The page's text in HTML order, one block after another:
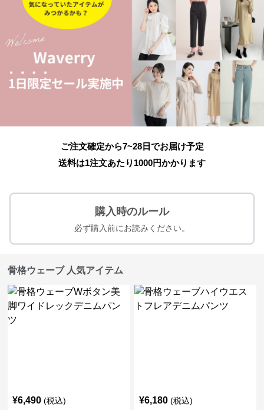
ご注文確定から7~28日でお届け予定
送料は1注文あたり 1000円かかります
購入時のルール
必ず購入前にお読みください。
骨格ウェーブ 人気アイテム
¥6,490 (税込) ¥6,180 (税込)